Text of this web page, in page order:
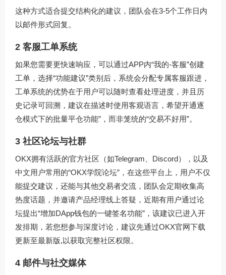
这种方式适合提交结构化的建议，团队会在3-5个工作日内
以邮件形式回复。
2 客服工单系统
如果您需要更快速响应，可以通过APP内“我的-客服”创建
工单，选择“功能建议”类别后，系统会分配专属客服跟进，
工单系统的优势在于用户可以随时查看处理进度，并且历
史记录可回溯，建议在描述时使用客观语言，希望开通逐
仓模式下的批量平仓功能”，而非笼统的“交易不好用”。
3 社区论坛与社群
OKX拥有活跃的官方社区（如Telegram、Discord），以及
中文用户常用的“OKX学院论坛”，在这些平台上，用户不仅
能提交建议，还能与其他交易者交流，团队会定期收集高
热度话题，并邀请产品经理线上答疑，近期有用户通过论
坛提出“增加DApp钱包的一键签名功能”，该建议已进入开
发排期，若您想参与深度讨论，建议先通过OKX官网下载
更新至最新版,以获取完整社区权限。
4 邮件与社交媒体